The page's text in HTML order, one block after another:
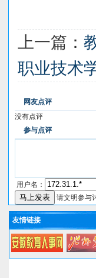
上一篇：
职业技术
网友点评
没有点评
参与点评
用户名：
请文明参与
友情链接